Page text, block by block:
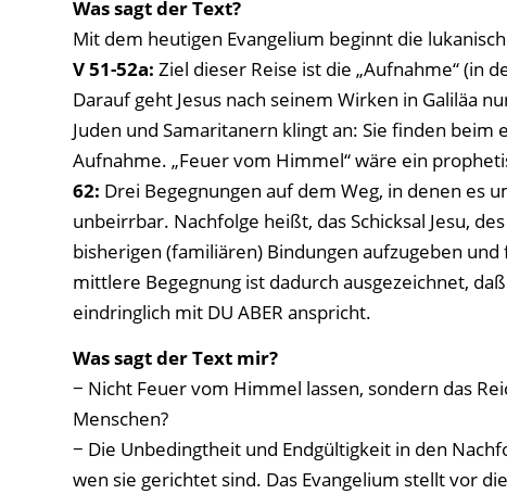
Was sagt der Text?
Mit dem heutigen Evangelium beginnt die
V51-52a: Ziel dieser Reise ist die „Aufnahme“ (in
Darauf geht Jesus nach seinem Wirken in Galiläa
Juden und Samaritanern klingt an: Sie finden
Aufnahme. „Feuer vom Himmel“ wäre ein
62: Drei Begegnungen auf dem Weg, in denen es
unbeirrbar. Nachfolge heißt, das Schicksal Jesu,
bisherigen (familiären) Bindungen aufzugeben
mittlere Begegnung ist dadurch ausgezeichnet,
eindringlich mit DU ABER anspricht.
Was sagt der Text mir?
− Nicht Feuer vom Himmel lassen, sondern das
Menschen?
− Die Unbedingtheit und Endgültigkeit in den
wen sie gerichtet sind. Das Evangelium stellt vor